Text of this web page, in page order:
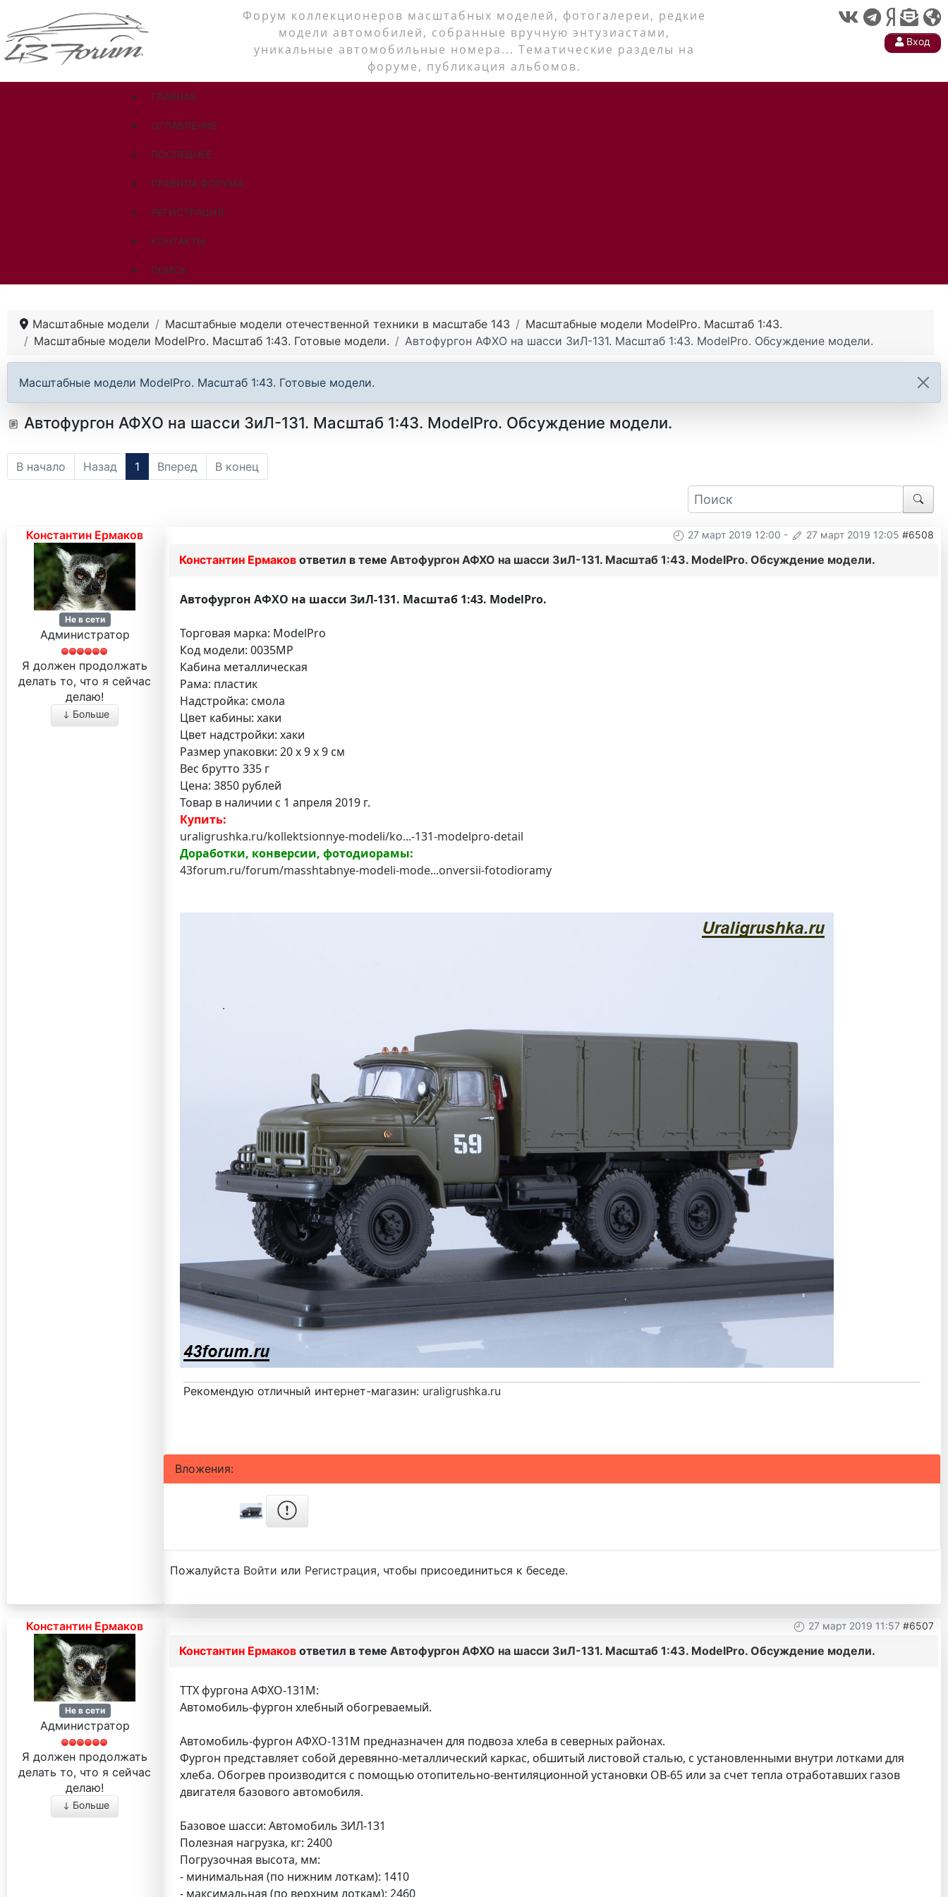
Форум коллекционеров масштабных моделей, фотогалереи, редкие
модели автомобилей, собранные вручную энтузиастами,
уникальные автомобильные номера... Тематические разделы на
форуме, публикация альбомов.
Вход
ГЛАВНАЯ
ОГЛАВЛЕНИЕ
ПОСЛЕДНЕЕ
ПРАВИЛА ФОРУМА
РЕГИСТРАЦИЯ
КОНТАКТЫ
ПОИСК
Масштабные модели Масштабные модели отечественной техники в масштабе 143
Масштабные модели ModelPro. Масштаб 1:43.
Масштабные модели ModelPro. Масштаб 1:43. Готовые модели.
Автофургон АФХО на шасси ЗиЛ-131. Масштаб 1:43. ModelPro. Обсуждение модели.
Масштабные модели ModelPro. Масштаб 1:43. Готовые модели.
Автофургон АФХО на шасси ЗиЛ-131. Масштаб 1:43. ModelPro. Обсуждение модели.
В начало Назад 1 Вперед В конец
Константин Ермаков
Не в сети
Администратор
Я должен продолжать
делать то, что я сейчас
делаю!
Больше
27 март 2019 12:00 - 27 март 2019 12:05 #6508
Константин Ермаковответил в теме Автофургон АФХО на шасси ЗиЛ-131. Масштаб 1:43. ModelPro. Обсуждение модели.
Автофургон АФХО на шасси ЗиЛ-131. Масштаб 1:43. ModelPro.
Торговая марка: ModelPro
Код модели: 0035MP
Кабина металлическая
Рама: пластик
Надстройка: смола
Цвет кабины: хаки
Цвет надстройки: хаки
Размер упаковки: 20 х 9 х 9 см
Вес брутто 335 г
Цена: 3850 рублей
Товар в наличии с 1 апреля 2019 г.
Купить:
uraligrushka.ru/kollektsionnye-modeli/ko...-131-modelpro-detail
Доработки, конверсии, фотодиорамы:
43forum.ru/forum/masshtabnye-modeli-mode...onversii-fotodioramy
Рекомендую отличный интернет-магазин: uraligrushka.ru
Вложения:
Пожалуйста Войти или Регистрация, чтобы присоединиться к беседе.
Константин Ермаков
Не в сети
Администратор
Я должен продолжать
делать то, что я сейчас
делаю!
Больше
27 март 2019 11:57 #6507
Константин Ермаковответил в теме Автофургон АФХО на шасси ЗиЛ-131. Масштаб 1:43. ModelPro. Обсуждение модели.
ТТХ фургона АФХО-131М:
Автомобиль-фургон хлебный обогреваемый.
Автомобиль-фургон АФХО-131М предназначен для подвоза хлеба в северных районах.
Фургон представляет собой деревянно-металлический каркас, обшитый листовой сталью, с установленными внутри лотками для
хлеба. Обогрев производится с помощью отопительно-вентиляционной установки ОВ-65 или за счет тепла отработавших газов
двигателя базового автомобиля.
Базовое шасси: Автомобиль ЗИЛ-131
Полезная нагрузка, кг: 2400
Погрузочная высота, мм:
- минимальная (по нижним лоткам): 1410
- максимальная (по верхним лоткам): 2460